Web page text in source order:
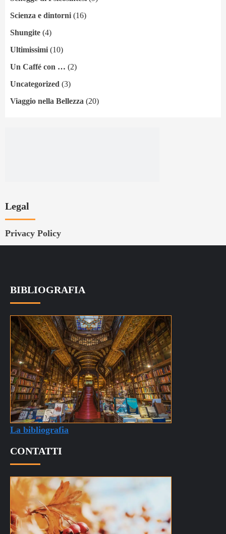
Scienza e dintorni (16)
Shungite (4)
Ultimissimi (10)
Un Caffé con … (2)
Uncategorized (3)
Viaggio nella Bellezza (20)
La bibliografia
CONTATTI